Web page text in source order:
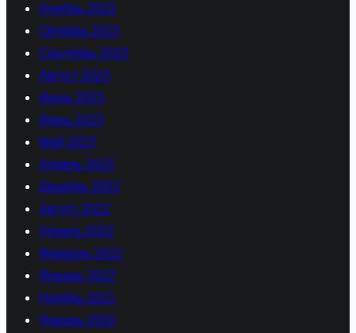
Ноябрь 2023
Октябрь 2023
Сентябрь 2023
Август 2023
Июль 2023
Июнь 2023
Май 2023
Апрель 2023
Декабрь 2022
Август 2022
Апрель 2022
Февраль 2022
Январь 2022
Ноябрь 2021
Январь 2020